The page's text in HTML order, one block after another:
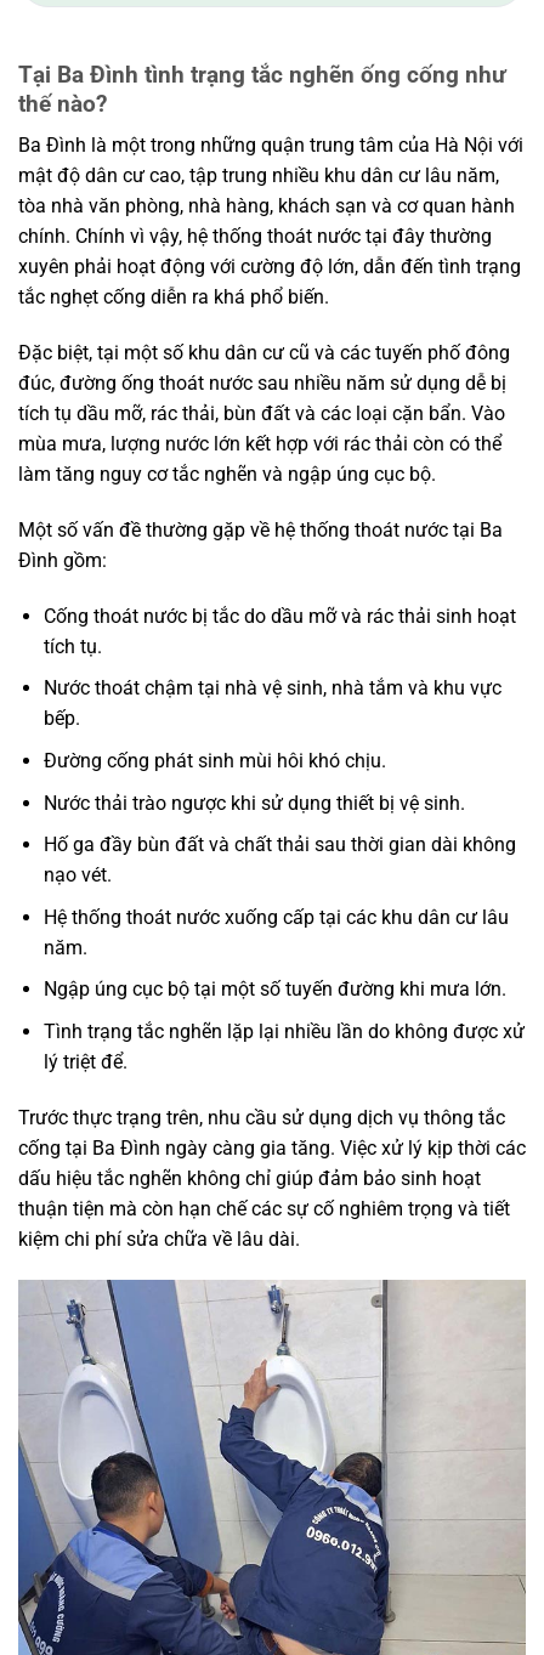
Tại Ba Đình tình trạng tắc nghẽn ống cống như
thế nào?
Ba Đình là một trong những quận trung tâm của Hà Nội với
mật độ dân cư cao, tập trung nhiều khu dân cư lâu năm,
tòa nhà văn phòng, nhà hàng, khách sạn và cơ quan hành
chính. Chính vì vậy, hệ thống thoát nước tại đây thường
xuyên phải hoạt động với cường độ lớn, dẫn đến tình trạng
tắc nghẹt cống diễn ra khá phổ biến.
Đặc biệt, tại một số khu dân cư cũ và các tuyến phố đông
đúc, đường ống thoát nước sau nhiều năm sử dụng dễ bị
tích tụ dầu mỡ, rác thải, bùn đất và các loại cặn bẩn. Vào
mùa mưa, lượng nước lớn kết hợp với rác thải còn có thể
làm tăng nguy cơ tắc nghẽn và ngập úng cục bộ.
Một số vấn đề thường gặp về hệ thống thoát nước tại Ba
Đình gồm:
Cống thoát nước bị tắc do dầu mỡ và rác thải sinh hoạt
tích tụ.
Nước thoát chậm tại nhà vệ sinh, nhà tắm và khu vực
bếp.
Đường cống phát sinh mùi hôi khó chịu.
Nước thải trào ngược khi sử dụng thiết bị vệ sinh.
Hố ga đầy bùn đất và chất thải sau thời gian dài không
nạo vét.
Hệ thống thoát nước xuống cấp tại các khu dân cư lâu
năm.
Ngập úng cục bộ tại một số tuyến đường khi mưa lớn.
Tình trạng tắc nghẽn lặp lại nhiều lần do không được xử
lý triệt để.
Trước thực trạng trên, nhu cầu sử dụng dịch vụ thông tắc
cống tại Ba Đình ngày càng gia tăng. Việc xử lý kịp thời các
dấu hiệu tắc nghẽn không chỉ giúp đảm bảo sinh hoạt
thuận tiện mà còn hạn chế các sự cố nghiêm trọng và tiết
kiệm chi phí sửa chữa về lâu dài.